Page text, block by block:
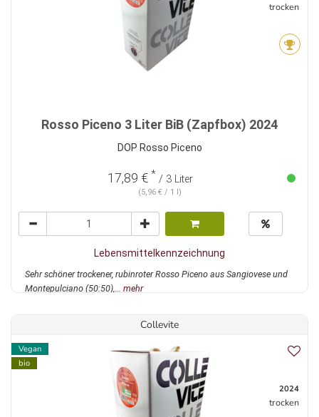
trocken
Rosso Piceno 3 Liter BiB (Zapfbox) 2024
DOP Rosso Piceno
17,89 € * / 3 Liter
(5,96 € / 1 l)
Lebensmittelkennzeichnung
Sehr schöner trockener, rubinroter Rosso Piceno aus Sangiovese und
Montepulciano (50:50),... mehr
Collevite
Vegan
bio
2024
trocken